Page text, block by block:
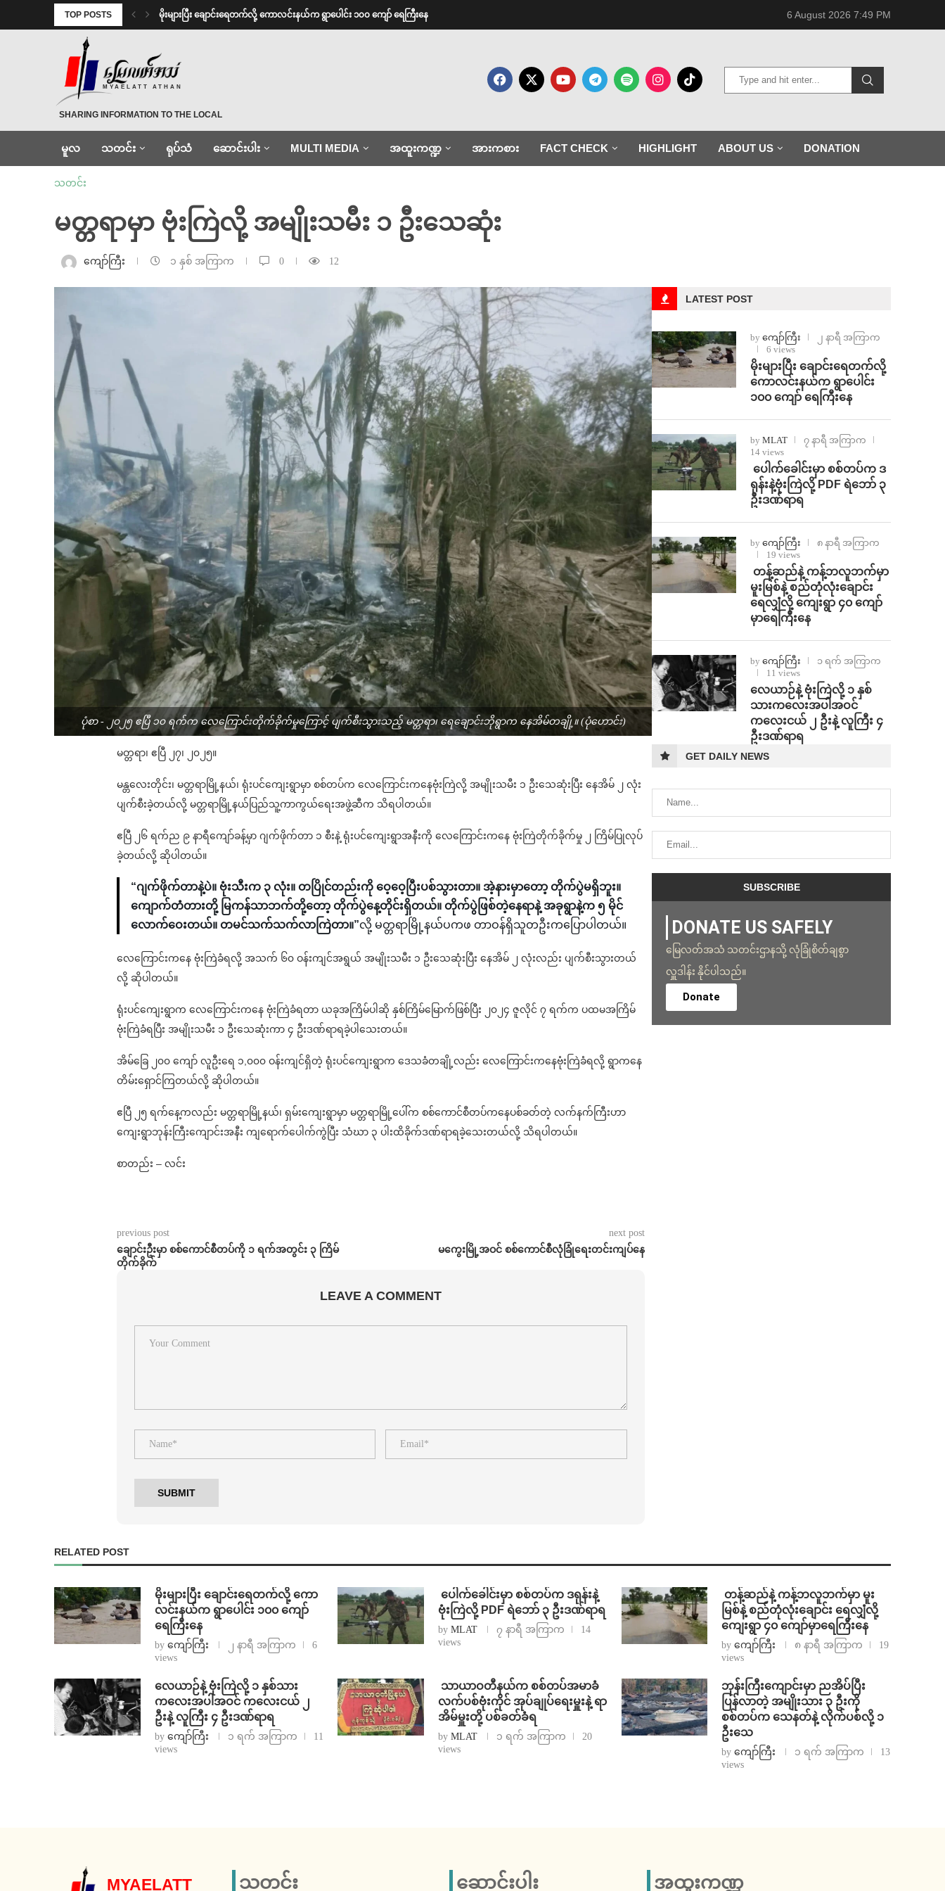
TOP POSTS ⁨မိုးများပြီး ချောင်းရေတက်လို့ ကောလင်းနယ်က ရွာပေါင်း ၁၀၀ ကျော် ရေကြီးနေ 6 August 2026 7:49 PM
MYAELATT ATHAN
SHARING INFORMATION TO THE LOCAL
မူလ သတင်း ရုပ်သံ ဆောင်းပါး MULTI MEDIA အထူးကဏ္ဍ အားကစား FACT CHECK HIGHLIGHT ABOUT US DONATION
သတင်း
မတ္တရာမှာ ဗုံးကြဲလို့ အမျိုးသမီး ၁ ဦးသေဆုံး
ကျော်ကြီး ၁ နှစ် အကြာက 0 12
ပုံစာ - ၂၀၂၅ ဧပြီ ၁၀ ရက်က လေကြောင်းတိုက်ခိုက်မှုကြောင့် ပျက်စီးသွားသည့် မတ္တရာ၊ ရေချောင်းဘိုရွာက နေအိမ်တချို့။ (ပုံဟောင်း)
မတ္တရာ၊ ဧပြီ ၂၇၊ ၂၀၂၅။
မန္တလေးတိုင်း၊ မတ္တရာမြို့နယ်၊ ရုံးပင်ကျေးရွာမှာ စစ်တပ်က လေကြောင်းကနေဗုံးကြဲလို့ အမျိုးသမီး ၁ ဦးသေဆုံးပြီး နေအိမ် ၂ လုံး
ပျက်စီးခဲ့တယ်လို့ မတ္တရာမြို့နယ်ပြည်သူ့ကာကွယ်ရေးအဖွဲ့ဆီက သိရပါတယ်။
ဧပြီ ၂၆ ရက်ည ၉ နာရီကျော်ခန့်မှာ ဂျက်ဖိုက်တာ ၁ စီးနဲ့ ရုံးပင်ကျေးရွာအနီးကို လေကြောင်းကနေ ဗုံးကြဲတိုက်ခိုက်မှု ၂ ကြိမ်ပြုလုပ်
ခဲ့တယ်လို့ ဆိုပါတယ်။
“ဂျက်ဖိုက်တာနဲ့ပဲ။ ဗုံးသီးက ၃ လုံး။ တပြိုင်တည်းကို ဝေ့ဝေ့ပြီးပစ်သွားတာ။ အဲ့နားမှာတော့ တိုက်ပွဲမရှိဘူး။
ကျောက်တံတားတို့ မြကန်သာဘက်တို့တော့ တိုက်ပွဲနေ့တိုင်းရှိတယ်။ တိုက်ပွဲဖြစ်တဲ့နေရာနဲ့ အခုရွာနဲ့က ၅ မိုင်
လောက်ဝေးတယ်။ တမင်သက်သက်လာကြဲတာ။”လို့ မတ္တရာမြို့နယ်ပကဖ တာဝန်ရှိသူတဦးကပြောပါတယ်။
လေကြောင်းကနေ ဗုံးကြဲခံရလို့ အသက် ၆၀ ဝန်းကျင်အရွယ် အမျိုးသမီး ၁ ဦးသေဆုံးပြီး နေအိမ် ၂ လုံးလည်း ပျက်စီးသွားတယ်
လို့ ဆိုပါတယ်။
ရုံးပင်ကျေးရွာက လေကြောင်းကနေ ဗုံးကြဲခံရတာ ယခုအကြိမ်ပါဆို နှစ်ကြိမ်မြောက်ဖြစ်ပြီး ၂၀၂၄ ဇူလိုင် ၇ ရက်က ပထမအကြိမ်
ဗုံးကြဲခံရပြီး အမျိုးသမီး ၁ ဦးသေဆုံးကာ ၄ ဦးဒဏ်ရာရခဲ့ပါသေးတယ်။
အိမ်ခြေ ၂၀၀ ကျော် လူဦးရေ ၁,၀၀၀ ဝန်းကျင်ရှိတဲ့ ရုံးပင်ကျေးရွာက ဒေသခံတချို့လည်း လေကြောင်းကနေဗုံးကြဲခံရလို့ ရွာကနေ
တိမ်းရှောင်ကြတယ်လို့ ဆိုပါတယ်။
ဧပြီ ၂၅ ရက်နေ့ကလည်း မတ္တရာမြို့နယ်၊ ရှမ်းကျေးရွာမှာ မတ္တရာမြို့ပေါ်က စစ်ကောင်စီတပ်ကနေပစ်ခတ်တဲ့ လက်နက်ကြီးဟာ
ကျေးရွာဘုန်းကြီးကျောင်းအနီး ကျရောက်ပေါက်ကွဲပြီး သံဃာ ၃ ပါးထိခိုက်ဒဏ်ရာရခဲ့သေးတယ်လို့ သိရပါတယ်။
စာတည်း – လင်း
previous post
ချောင်းဦးမှာ စစ်ကောင်စီတပ်ကို ၁ ရက်အတွင်း ၃ ကြိမ်
တိုက်ခိုက်
next post
မကွေးမြို့အဝင် စစ်ကောင်စီလုံခြုံရေးတင်းကျပ်နေ
LEAVE A COMMENT
LATEST POST
by ကျော်ကြီး
၂ နာရီ အကြာက
6 views
⁨မိုးများပြီး ချောင်းရေတက်လို့
ကောလင်းနယ်က ရွာပေါင်း
၁၀၀ ကျော် ရေကြီးနေ
by MLAT
၇ နာရီ အကြာက
14 views
⁩ ⁨ပေါက်ခေါင်းမှာ စစ်တပ်က ဒ
ရုန်းနဲ့ဗုံးကြဲလို့ PDF ရဲဘော် ၃
ဦးဒဏ်ရာရ
by ကျော်ကြီး
၈ နာရီ အကြာက
19 views
⁩ ⁨တန့်ဆည်နဲ့ ကန့်ဘလူဘက်မှာ
မူးမြစ်နဲ့ စည်တုံလုံးချောင်း
ရေလျှံလို့ ကျေးရွာ ၄၀ ကျော်
မှာရေကြီးနေ
by ကျော်ကြီး
၁ ရက် အကြာက
11 views
⁨လေယာဉ်နဲ့ ဗုံးကြဲလို့ ၁ နှစ်
သားကလေးအပါအဝင်
ကလေးငယ် ၂ ဦးနဲ့ လူကြီး ၄
ဦးဒဏ်ရာရ
GET DAILY NEWS
DONATE US SAFELY
မြေလတ်အသံ သတင်းဌာနသို့ လုံခြုံစိတ်ချစွာ
လှူဒါန်း နိုင်ပါသည်။
Donate
RELATED POST
⁨မိုးများပြီး ချောင်းရေတက်လို့ ကော
လင်းနယ်က ရွာပေါင်း ၁၀၀ ကျော်
ရေကြီးနေ
by ကျော်ကြီး ၂ နာရီ အကြာက
6
views
⁩ ⁨ပေါက်ခေါင်းမှာ စစ်တပ်က ဒရုန်းနဲ့
ဗုံးကြဲလို့ PDF ရဲဘော် ၃ ဦးဒဏ်ရာရ
by MLAT ၇ နာရီ အကြာက
14
views
⁩ ⁨တန့်ဆည်နဲ့ ကန့်ဘလူဘက်မှာ မူး
မြစ်နဲ့ စည်တုံလုံးချောင်း ရေလျှံလို့
ကျေးရွာ ၄၀ ကျော်မှာရေကြီးနေ
byကျော်ကြီး ၈ နာရီ အကြာက
19
views
⁨လေယာဉ်နဲ့ ဗုံးကြဲလို့ ၁ နှစ်သား
ကလေးအပါအဝင် ကလေးငယ် ၂
ဦးနဲ့ လူကြီး ၄ ဦးဒဏ်ရာရ
by ကျော်ကြီး ၁ ရက် အကြာက
11
views
⁩ ⁨သာယာဝတီနယ်က စစ်တပ်အမာခံ
လက်ပစ်ဗုံးကိုင် အုပ်ချုပ်ရေးမှူးနဲ့ ရာ
အိမ်မှူးတို့ ပစ်ခတ်ခံရ
by MLAT ၁ ရက် အကြာက
20
views
ဘုန်းကြီးကျောင်းမှာ ညအိပ်ပြီး
ပြန်လာတဲ့ အမျိုးသား ၃ ဦးကို
စစ်တပ်က သေနတ်နဲ့ လိုက်ပစ်လို့ ၁
ဦးသေ
byကျော်ကြီး ၁ ရက် အကြာက
13
views
MYAELATT သတင်း ဆောင်းပါး အထူးကဏ္ဍ